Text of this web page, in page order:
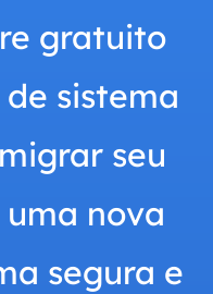
gratuito
sistema
seu
nova
segura e